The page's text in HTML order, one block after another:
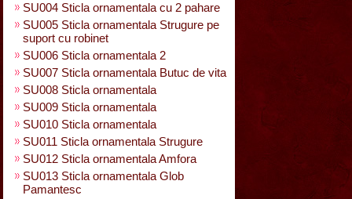
SU004 Sticla ornamentala cu 2 pahare
SU005 Sticla ornamentala Strugure pe
suport cu robinet
SU006 Sticla ornamentala 2
SU007 Sticla ornamentala Butuc de vita
SU008 Sticla ornamentala
SU009 Sticla ornamentala
SU010 Sticla ornamentala
SU011 Sticla ornamentala Strugure
SU012 Sticla ornamentala Amfora
SU013 Sticla ornamentala Glob
Pamantesc